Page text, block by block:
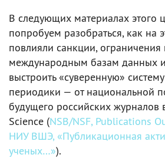
В следующих материалах этого
попробуем разобраться, как на
повлияли санкции, ограничения
международным базам данных
выстроить «суверенную»
периодики — от национальной
будущего российских журналов
Science (NSB/NSF, Publications
НИУ ВШЭ, «Публикационная
ученых…»).